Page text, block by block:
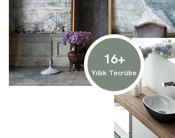
16+
Yıllık Tecrübe